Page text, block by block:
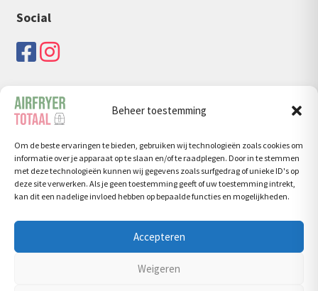
Beheer toestemming
Om de beste ervaringen te bieden, gebruiken wij technologieën zoals cookies om
informatie over je apparaat op te slaan en/of te raadplegen. Door in te stemmen
met deze technologieën kunnen wij gegevens zoals surfgedrag of unieke ID's op
deze site verwerken. Als je geen toestemming geeft of uw toestemming intrekt,
kan dit een nadelige invloed hebben op bepaalde functies en mogelijkheden.
Accepteren
Weigeren
Social
Zoeken
Zoeken
naar:
Zoeken
© Airfryertotaal.nl 2026